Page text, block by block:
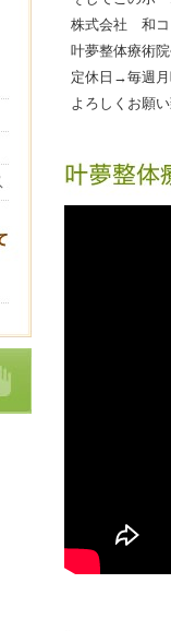
株式会社 和コ
叶夢整体療術
定休日→毎週
よろしくお願